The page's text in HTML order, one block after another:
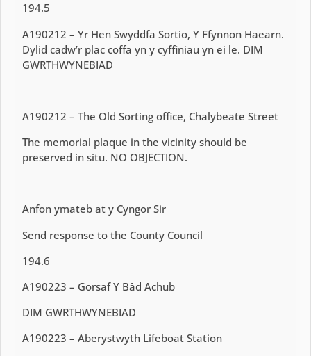
194.5
A190212 – Yr Hen Swyddfa Sortio, Y Ffynnon Haearn.
Dylid cadw’r plac coffa yn y cyffiniau yn ei le. DIM
GWRTHWYNEBIAD
A190212 – The Old Sorting office, Chalybeate Street
The memorial plaque in the vicinity should be
preserved in situ. NO OBJECTION.
Anfon ymateb at y Cyngor Sir
Send response to the County Council
194.6
A190223 – Gorsaf Y Bâd Achub
DIM GWRTHWYNEBIAD
A190223 – Aberystwyth Lifeboat Station